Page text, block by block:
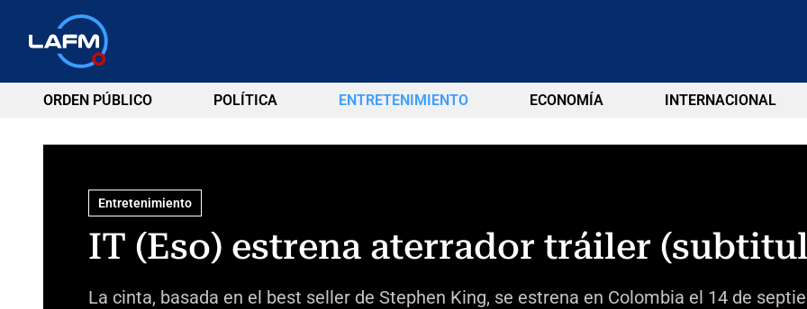
ORDEN PÚBLICO POLÍTICA ENTRETENIMIENTO ECONOMÍA INTERNACIONAL
Entretenimiento
IT (Eso) estrena aterrador tráiler
La cinta, basada en el best seller de Stephen King, se estrena en Colombia el 14 de